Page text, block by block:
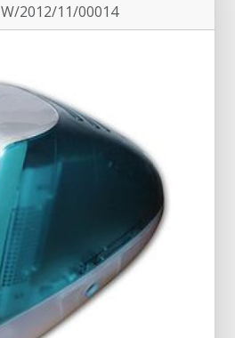
W/2012/11/00014